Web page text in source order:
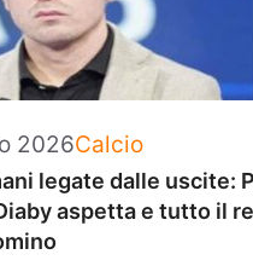
2026Categorie
Calcio
legate dalle uscite:
aspetta e tutto il